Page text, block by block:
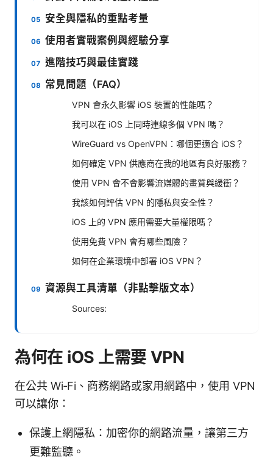
安全與隱私的重點考量
使用者實戰案例與經驗分享
進階技巧與最佳實踐
常見問題（FAQ）
VPN 會永久影響 iOS 裝置的性能嗎？
我可以在 iOS 上同時連線多個 VPN 嗎？
WireGuard vs OpenVPN：哪個更適合 iOS？
如何確定 VPN 供應商在我的地區有良好服務？
使用 VPN 會不會影響流媒體的畫質與緩衝？
我該如何評估 VPN 的隱私與安全性？
iOS 上的 VPN 應用需要大量權限嗎？
使用免費 VPN 會有哪些風險？
如何在企業環境中部署 iOS VPN？
資源與工具清單（非點擊版文本）
Sources:
為何在 iOS 上需要 VPN
在公共 Wi‑Fi、商務網路或家用網路中，使用 VPN
可以讓你：
保護上網隱私：加密你的網路流量，讓第三方
更難監聽。